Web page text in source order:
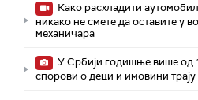
Како расхладити
никако не смете да оставите у
механичара
У Србији годишње више од
спорови о деци и имовини